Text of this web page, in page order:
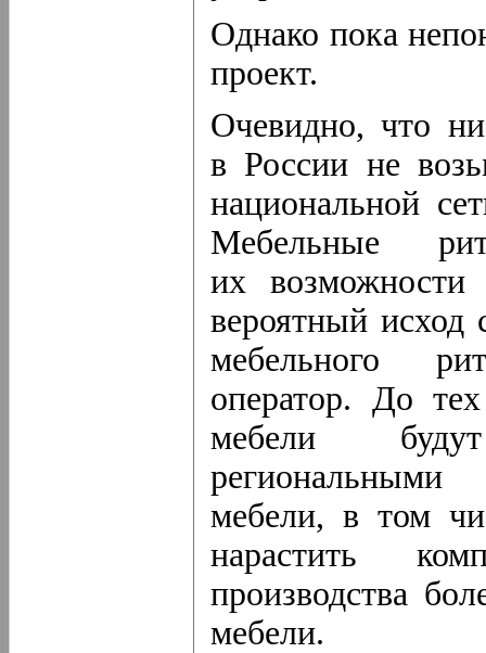
Однако пока
проект.
Очевидно, что
в России не
национальной
Мебельные
их
вероятный исход
мебельного
оператор. До
мебели
мебели, в том
нарастить
производства
мебели.